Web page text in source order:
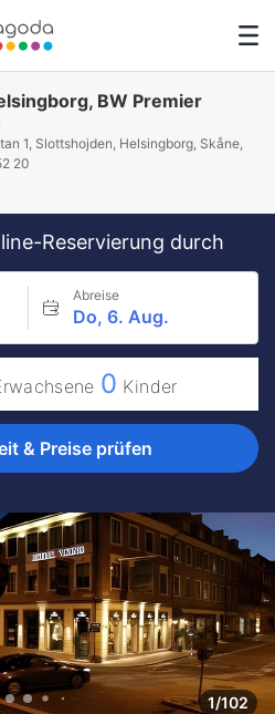
BW Premier
1, Slottshojden, Helsingborg, Skåne,
20
Reservierung durch
Abreise
Do, 6. Aug.
0 Kinder
& Preise prüfen
1/102